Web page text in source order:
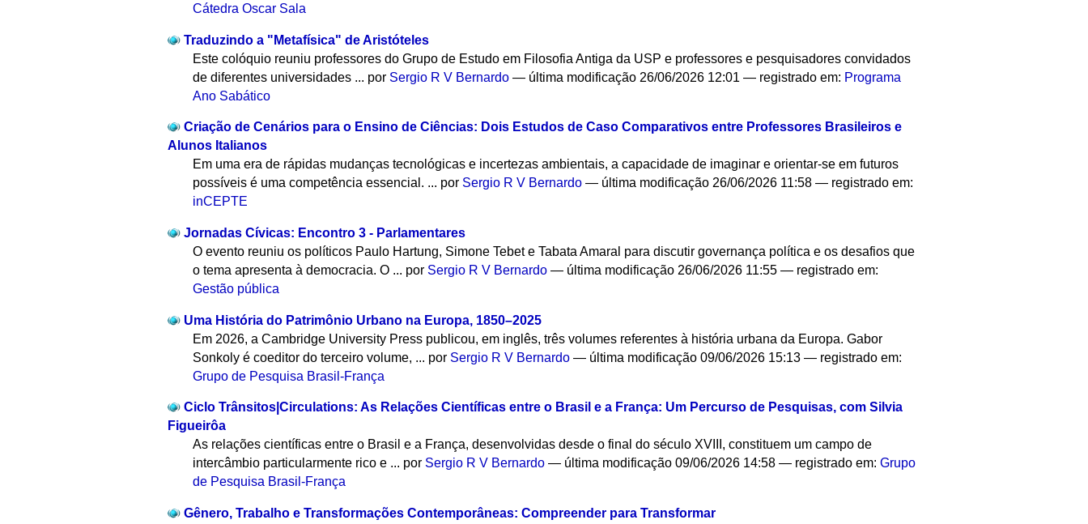
Cátedra Oscar Sala
Traduzindo a "Metafísica" de Aristóteles
Este colóquio reuniu professores do Grupo de Estudo em Filosofia Antiga da USP e professores e pesquisadores convidados
de diferentes universidades ... por Sergio R V Bernardo — última modificação 26/06/2026 12:01— registrado em: Programa
Ano Sabático
Criação de Cenários para o Ensino de Ciências: Dois Estudos de Caso Comparativos entre Professores Brasileiros e
Alunos Italianos
Em uma era de rápidas mudanças tecnológicas e incertezas ambientais, a capacidade de imaginar e orientar-se em futuros
possíveis é uma competência essencial. ... por Sergio R V Bernardo — última modificação 26/06/2026 11:58— registrado em:
inCEPTE
Jornadas Cívicas: Encontro 3 - Parlamentares
O evento reuniu os políticos Paulo Hartung, Simone Tebet e Tabata Amaral para discutir governança política e os desafios que
o tema apresenta à democracia. O ... por Sergio R V Bernardo — última modificação 26/06/2026 11:55— registrado em:
Gestão pública
Uma História do Patrimônio Urbano na Europa, 1850–2025
Em 2026, a Cambridge University Press publicou, em inglês, três volumes referentes à história urbana da Europa. Gabor
Sonkoly é coeditor do terceiro volume, ... por Sergio R V Bernardo — última modificação 09/06/2026 15:13— registrado em:
Grupo de Pesquisa Brasil-França
Ciclo Trânsitos|Circulations: As Relações Científicas entre o Brasil e a França: Um Percurso de Pesquisas, com Silvia
Figueirôa
As relações científicas entre o Brasil e a França, desenvolvidas desde o final do século XVIII, constituem um campo de
intercâmbio particularmente rico e ... por Sergio R V Bernardo — última modificação 09/06/2026 14:58— registrado em:Grupo
de Pesquisa Brasil-França
Gênero, Trabalho e Transformações Contemporâneas: Compreender para Transformar